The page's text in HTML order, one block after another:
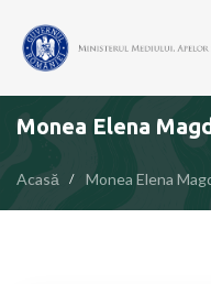
Monea Elena
Acasă Monea Elena